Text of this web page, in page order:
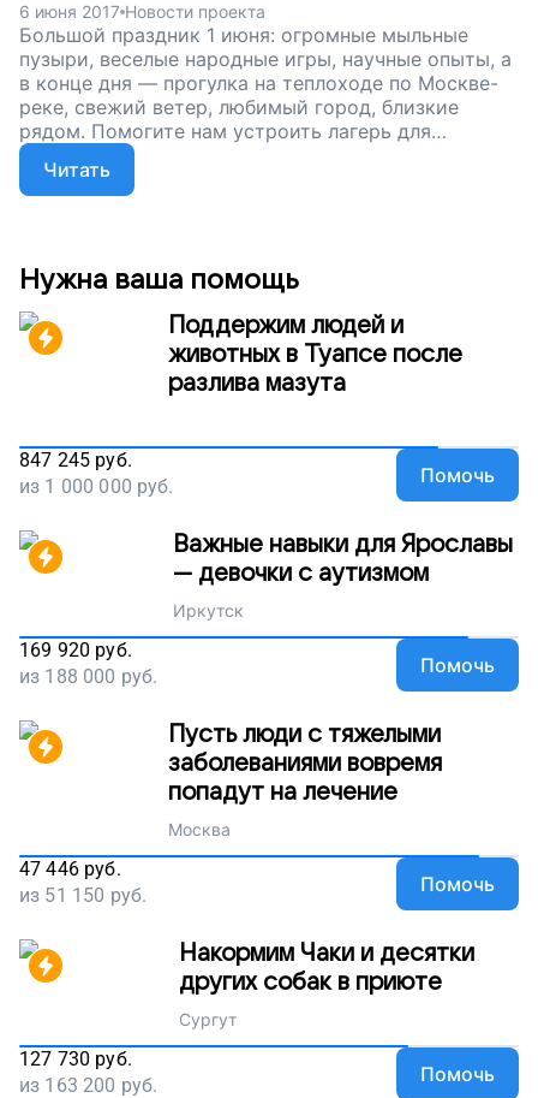
6 июня 2017 Новости проекта
Большой праздник 1 июня: огромные мыльные
пузыри, веселые народные игры, научные опыты, а
в конце дня — прогулка на теплоходе по Москве-
реке, свежий ветер, любимый город, близкие
рядом. Помогите нам устроить лагерь для
особенных детей, чтобы таких чудесных мгновений
в их жизни стало еще больше, поддержите наш
проект!
Читать
Нужна ваша помощь
Поддержим людей и
животных в Туапсе после
разлива мазута
847 245 руб.
из 1 000 000 руб. Помочь
Важные навыки для Ярославы
— девочки с аутизмом
Иркутск
169 920 руб.
из 188 000 руб. Помочь
Пусть люди с тяжелыми
заболеваниями вовремя
попадут на лечение
Москва
47 446 руб.
из 51 150 руб. Помочь
Накормим Чаки и десятки
других собак в приюте
Сургут
127 730 руб.
из 163 200 руб. Помочь